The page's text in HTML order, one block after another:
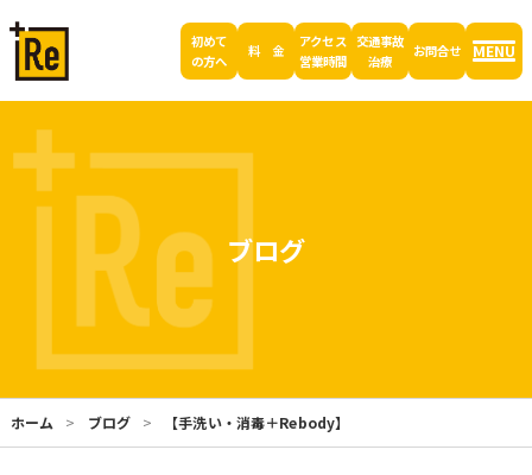
初めて
の方へ
料 金
アクセス
営業時間
交通事故
治療
お問合せ MENU
ブログ
ホーム ブログ 【手洗い・消毒＋Rebody】